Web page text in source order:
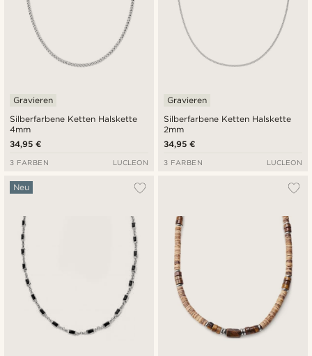
Silberfarbene Ketten Halskette
4mm
Gravieren
34,95 €
3 FARBEN LUCLEON
Silberfarbene Ketten Halskette
2mm
Gravieren
34,95 €
3 FARBEN LUCLEON
Neu